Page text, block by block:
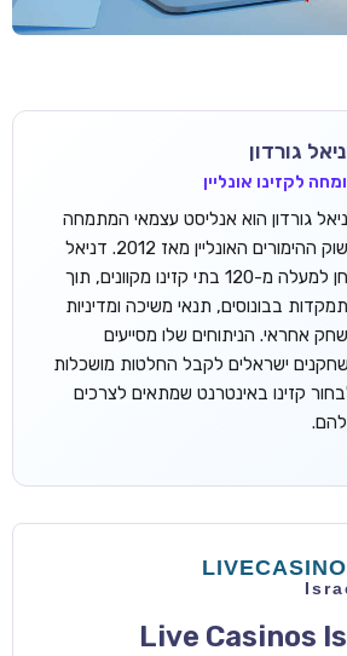
גורדון
לקזינו אונליין
גורדון הוא אנליסט עצמאי המתמחה
בשוק ההימורים האונליין מאז 2012. דניאל
בחן למעלה מ-120 בתי קזינו מקוונים, תוך
בבונוסים, תנאי משיכה ומדיניות
אחראי. הניתוחים שלו מסייעים
ישראלים לקבל החלטות מושכלות
קזינו באינטרנט שמתאים לצרכים
Live Casinos